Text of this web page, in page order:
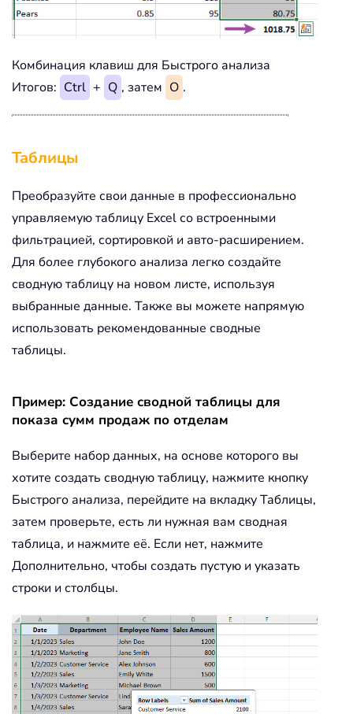
Комбинация клавиш для Быстрого анализа
Итогов: Ctrl + Q , затем O .
Таблицы
Преобразуйте свои данные в профессионально
управляемую таблицу Excel со встроенными
фильтрацией, сортировкой и авто-расширением.
Для более глубокого анализа легко создайте
сводную таблицу на новом листе, используя
выбранные данные. Также вы можете напрямую
использовать рекомендованные сводные
таблицы.
Пример: Создание сводной таблицы для
показа сумм продаж по отделам
Выберите набор данных, на основе которого вы
хотите создать сводную таблицу, нажмите кнопку
Быстрого анализа, перейдите на вкладку Таблицы,
затем проверьте, есть ли нужная вам сводная
таблица, и нажмите её. Если нет, нажмите
Дополнительно, чтобы создать пустую и указать
строки и столбцы.